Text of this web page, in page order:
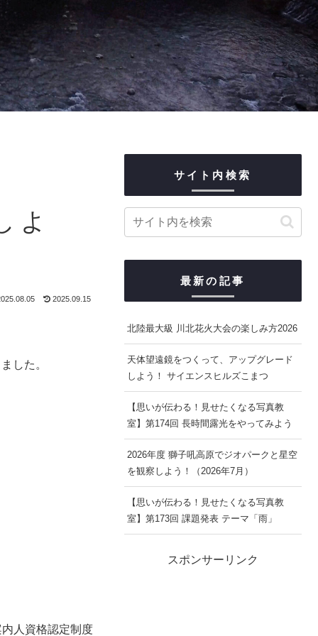
よ
2025.09.15
した。
人資格認定制度
サイト内検索
最新の記事
北陸最大級 川北花火大会の楽しみ方2026
天体望遠鏡をつくって、アップグレード
しよう！ サイエンスヒルズこまつ
【思いが伝わる！見せたくなる写真教
室】第174回 長時間露光をやってみよう
2026年度 獅子吼高原でジオパークと星空
を観察しよう！（2026年7月）
【思いが伝わる！見せたくなる写真教
室】第173回 課題発表 テーマ「雨」
スポンサーリンク